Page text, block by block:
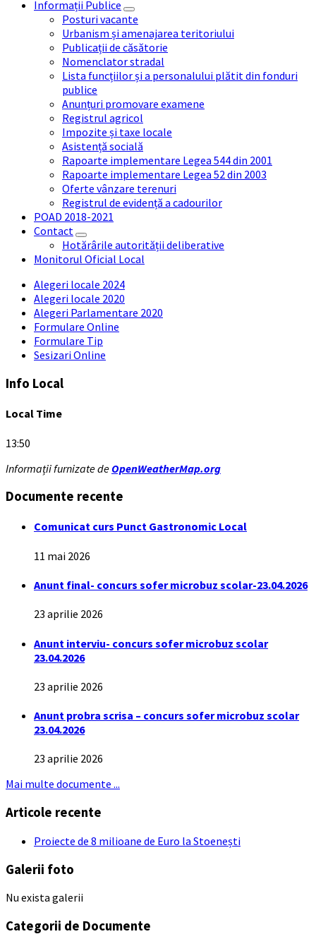
Informații Publice
Posturi vacante
Urbanism și amenajarea teritoriului
Publicații de căsătorie
Nomenclator stradal
Lista funcțiilor și a personalului plătit din fonduri
publice
Anunțuri promovare examene
Registrul agricol
Impozite și taxe locale
Asistență socială
Rapoarte implementare Legea 544 din 2001
Rapoarte implementare Legea 52 din 2003
Oferte vânzare terenuri
Registrul de evidență a cadourilor
POAD 2018-2021
Contact
Hotărârile autorității deliberative
Monitorul Oficial Local
Alegeri locale 2024
Alegeri locale 2020
Alegeri Parlamentare 2020
Formulare Online
Formulare Tip
Sesizari Online
Info Local
Local Time
13:50
Informații furnizate de OpenWeatherMap.org
Documente recente
Comunicat curs Punct Gastronomic Local
11 mai 2026
Anunt final- concurs sofer microbuz scolar-23.04.2026
23 aprilie 2026
Anunt interviu- concurs sofer microbuz scolar
23.04.2026
23 aprilie 2026
Anunt probra scrisa – concurs sofer microbuz scolar
23.04.2026
23 aprilie 2026
Mai multe documente ...
Articole recente
Proiecte de 8 milioane de Euro la Stoenești
Galerii foto
Nu exista galerii
Categorii de Documente